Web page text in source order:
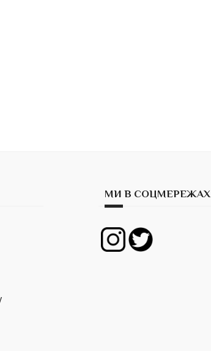
МИ В СОЦМЕРЕЖАХ